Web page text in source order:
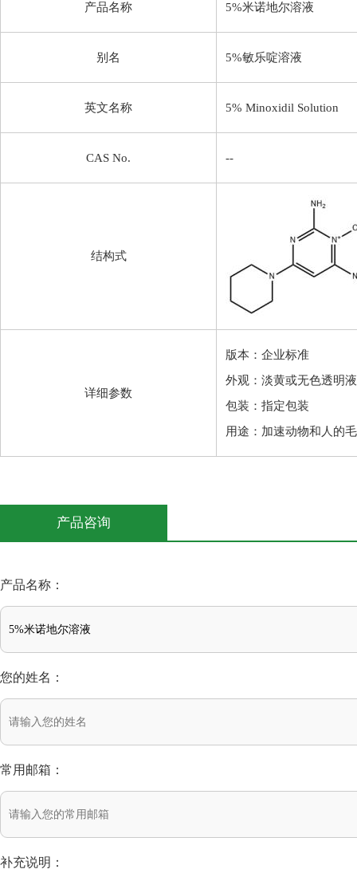
产品名称 5%米诺地尔溶液
别名 5%敏乐啶溶液
英文名称 5% Minoxidil Solution
CAS No. --
结构式
详细参数
版本：企业标准
外观：淡黄或无色透明
包装：指定包装
用途：加速动物和人的
产品咨询
产品名称：
您的姓名：
常用邮箱：
补充说明：